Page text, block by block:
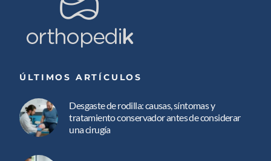
ÚLTIMOS ARTÍCULOS
Desgaste de rodilla: causas, síntomas y
tratamiento conservador antes de considerar
una cirugía